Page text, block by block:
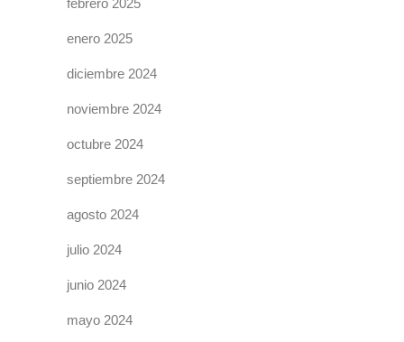
febrero 2025
enero 2025
diciembre 2024
noviembre 2024
octubre 2024
septiembre 2024
agosto 2024
julio 2024
junio 2024
mayo 2024